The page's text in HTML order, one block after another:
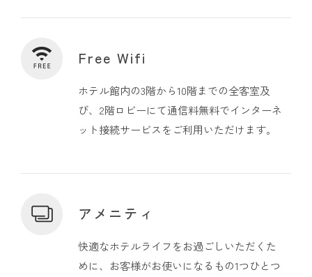
Free Wifi
ホテル館内の3階から10階までの全客室及
び、2階ロビーにて通信料無料でインターネ
ット接続サービスをご利用いただけます。
アメニティ
快適なホテルライフをお過ごしいただくた
めに、お客様がお使いになるもの1つひとつ